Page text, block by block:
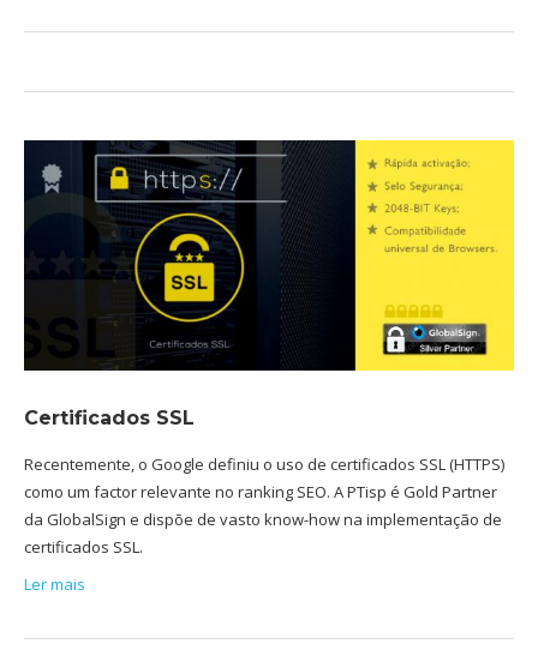
Certificados SSL
Recentemente, o Google definiu o uso de certificados SSL (HTTPS)
como um factor relevante no ranking SEO. A PTisp é Gold Partner
da GlobalSign e dispõe de vasto know-how na implementação de
certificados SSL.
Ler mais